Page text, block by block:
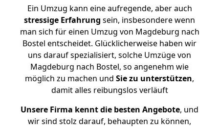
Ein Umzug kann eine aufregende, aber auch
stressige Erfahrung sein, insbesondere wenn
man sich für einen Umzug von Magdeburg nach
Bostel entscheidet. Glücklicherweise haben wir
uns darauf spezialisiert, solche Umzüge von
Magdeburg nach Bostel, so angenehm wie
möglich zu machen und Sie zu unterstützen,
damit alles reibungslos verläuft
Unsere Firma kennt die besten Angebote, und
wir sind stolz darauf, behaupten zu können,